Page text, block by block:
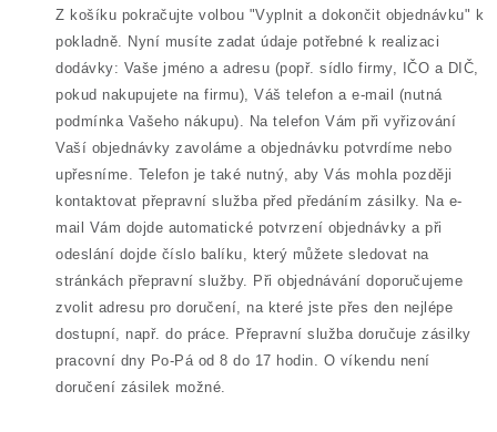
Z košíku pokračujte volbou "Vyplnit a dokončit objednávku" k
pokladně. Nyní musíte zadat údaje potřebné k realizaci
dodávky: Vaše jméno a adresu (popř. sídlo firmy, IČO a DIČ,
pokud nakupujete na firmu), Váš telefon a e-mail (nutná
podmínka Vašeho nákupu). Na telefon Vám při vyřizování
Vaší objednávky zavoláme a objednávku potvrdíme nebo
upřesníme. Telefon je také nutný, aby Vás mohla později
kontaktovat přepravní služba před předáním zásilky. Nae-
mail Vám dojde automatické potvrzení objednávky a při
odeslání dojde číslo balíku, který můžete sledovat na
stránkách přepravní služby. Při objednávání doporučujeme
zvolit adresu pro doručení, na které jste přes den nejlépe
dostupní, např. do práce. Přepravní služba doručuje zásilky
pracovní dny Po-Pá od 8 do 17 hodin. O víkendu není
doručení zásilek možné.